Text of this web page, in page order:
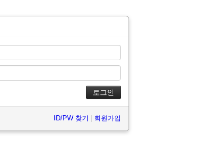
ID/PW 찾기 회원가입